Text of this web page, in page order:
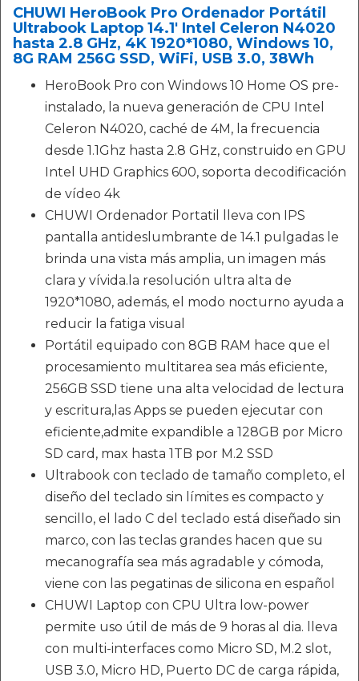
CHUWI HeroBook Pro Ordenador Portátil
Ultrabook Laptop 14.1' Intel Celeron N4020
hasta 2.8 GHz, 4K 1920*1080, Windows 10,
8G RAM 256G SSD, WiFi, USB 3.0, 38Wh
HeroBook Pro con Windows 10 Home OS pre-
instalado, la nueva generación de CPU Intel
Celeron N4020, caché de 4M, la frecuencia
desde 1.1Ghz hasta 2.8 GHz, construido en GPU
Intel UHD Graphics 600, soporta decodificación
de vídeo 4k
CHUWI Ordenador Portatil lleva con IPS
pantalla antideslumbrante de 14.1 pulgadas le
brinda una vista más amplia, un imagen más
clara y vívida.la resolución ultra alta de
1920*1080, además, el modo nocturno ayuda a
reducir la fatiga visual
Portátil equipado con 8GB RAM hace que el
procesamiento multitarea sea más eficiente,
256GB SSD tiene una alta velocidad de lectura
y escritura,las Apps se pueden ejecutar con
eficiente,admite expandible a 128GB por Micro
SD card, max hasta 1TB por M.2 SSD
Ultrabook con teclado de tamaño completo, el
diseño del teclado sin límites es compacto y
sencillo, el lado C del teclado está diseñado sin
marco, con las teclas grandes hacen que su
mecanografía sea más agradable y cómoda,
viene con las pegatinas de silicona en español
CHUWI Laptop con CPU Ultra low-power
permite uso útil de más de 9 horas al dia. lleva
con multi-interfaces como Micro SD, M.2 slot,
USB 3.0, Micro HD, Puerto DC de carga rápida,